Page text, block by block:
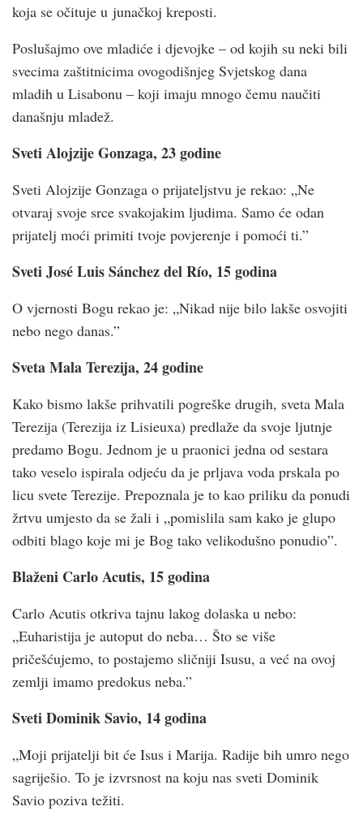
koja se očituje u junačkoj kreposti.
Poslušajmo ove mladiće i djevojke – od kojih su neki bili
svecima zaštitnicima ovogodišnjeg Svjetskog dana
mladih u Lisabonu – koji imaju mnogo čemu naučiti
današnju mladež.
Sveti Alojzije Gonzaga, 23 godine
Sveti Alojzije Gonzaga o prijateljstvu je rekao: „Ne
otvaraj svoje srce svakojakim ljudima. Samo će odan
prijatelj moći primiti tvoje povjerenje i pomoći ti.”
Sveti José Luis Sánchez del Río, 15 godina
O vjernosti Bogu rekao je: „Nikad nije bilo lakše osvojiti
nebo nego danas.”
Sveta Mala Terezija, 24 godine
Kako bismo lakše prihvatili pogreške drugih, sveta Mala
Terezija (Terezija iz Lisieuxa) predlaže da svoje ljutnje
predamo Bogu. Jednom je u praonici jedna od sestara
tako veselo ispirala odjeću da je prljava voda prskala po
licu svete Terezije. Prepoznala je to kao priliku da ponudi
žrtvu umjesto da se žali i „pomislila sam kako je glupo
odbiti blago koje mi je Bog tako velikodušno ponudio”.
Blaženi Carlo Acutis, 15 godina
Carlo Acutis otkriva tajnu lakog dolaska u nebo:
„Euharistija je autoput do neba… Što se više
pričešćujemo, to postajemo sličniji Isusu, a već na ovoj
zemlji imamo predokus neba.”
Sveti Dominik Savio, 14 godina
„Moji prijatelji bit će Isus i Marija. Radije bih umro nego
sagriješio. To je izvrsnost na koju nas sveti Dominik
Savio poziva težiti.